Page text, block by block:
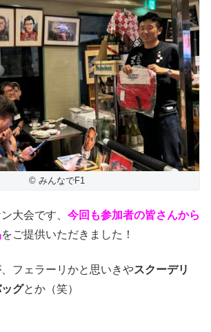
© みんなでF1
大会です、 今回も参加者の皆さんから
をご提供いただきました！
フェラーリかと思いきやスクーデリ
グとか（笑）